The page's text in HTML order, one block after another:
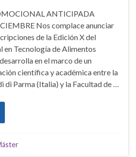
ANTICIPADA
Nos complace anunciar
de la Edición X del
en Tecnología de Alimentos
en el marco de un
científica y académica entre la
di Parma (Italia) y la Facultad de …